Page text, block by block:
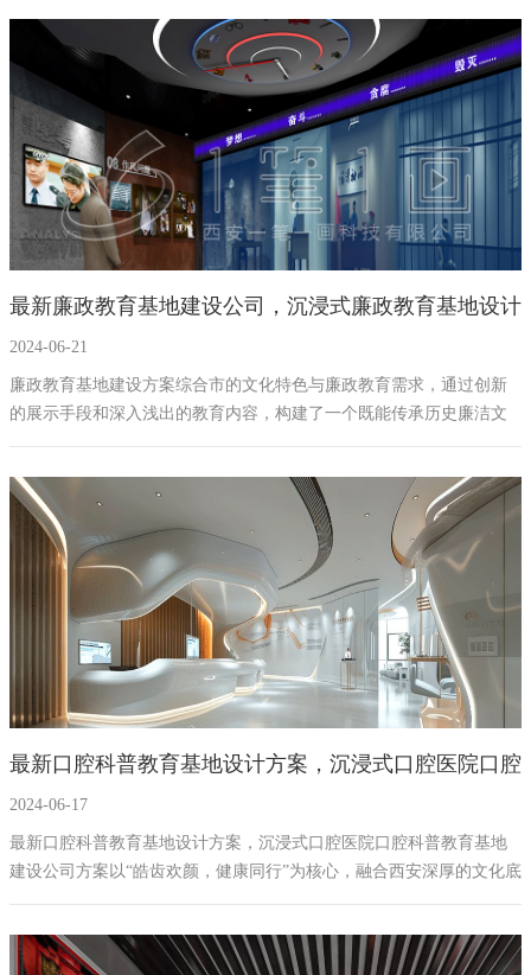
最新廉政教育基地建设公司，沉浸式廉政教育基地设计
方案，高科技廉洁文化展厅设计
2024-06-21
廉政教育基地建设方案综合市的文化特色与廉政教育需求，通过创新
的展示手段和深入浅出的教育内容，构建了一个既能传承历史廉洁文
化，又能反映时代要求的廉政教育基地。不仅为党员干部提供了自我
会风气的持续好转。
最新​口腔科普教育基地设计方案，沉浸式口腔医院口腔
科普教育基地建设公司
2024-06-17
最新口腔科普教育基地设计方案，沉浸式口腔医院口腔科普教育基地
建设公司方案以“皓齿欢颜，健康同行”为核心，融合西安深厚的文化底
蕴与口腔医学的现代科技，通过创意互动与沉浸式体验，全方位展现
装置，实现了口腔科普教育的创新性传播，不仅为公众提供了高质量